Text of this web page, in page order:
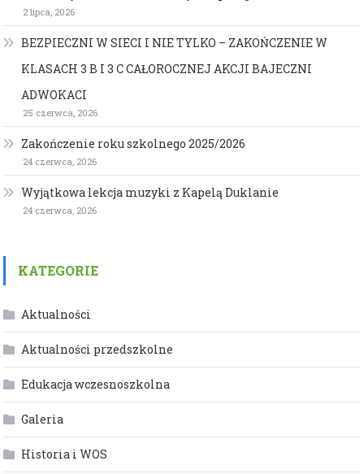
2 lipca, 2026
BEZPIECZNI W SIECI I NIE TYLKO – ZAKOŃCZENIE W
KLASACH 3 B I 3 C CAŁOROCZNEJ AKCJI BAJECZNI
ADWOKACI
25 czerwca, 2026
Zakończenie roku szkolnego 2025/2026
24 czerwca, 2026
Wyjątkowa lekcja muzyki z Kapelą Duklanie
24 czerwca, 2026
KATEGORIE
Aktualności
Aktualności przedszkolne
Edukacja wczesnoszkolna
Galeria
Historia i WOS